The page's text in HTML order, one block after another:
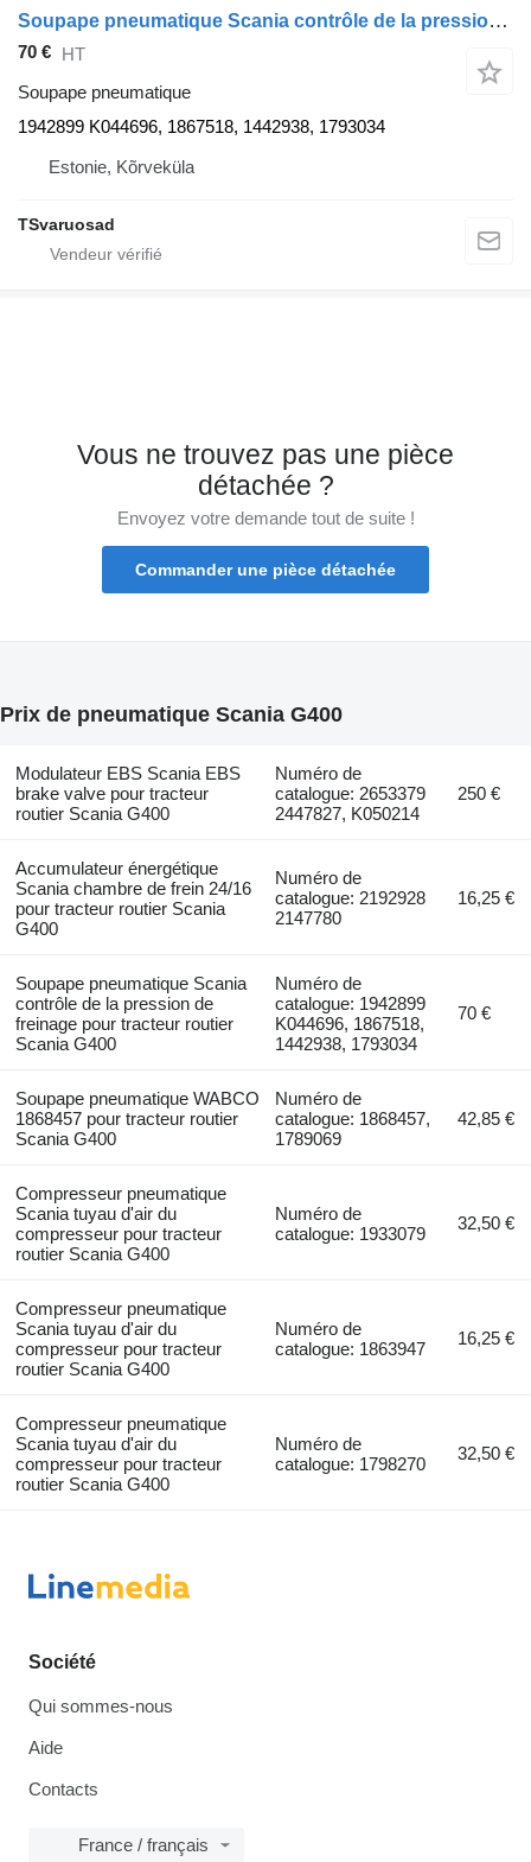
Soupape pneumatique Scania contrôle de la pression de freinage 1942899 pour tracteur routier Scania G400
70 € HT
Soupape pneumatique
1942899 K044696, 1867518, 1442938, 1793034
Estonie, Kõrveküla
TSvaruosad
Vous ne trouvez pas une pièce
détachée ?
Envoyez votre demande tout de suite !
Commander une pièce détachée
Prix de pneumatique Scania G400
Modulateur EBS Scania EBS
brake valve pour tracteur
routier Scania G400
Numéro de
catalogue: 2653379
2447827, K050214
250 €
Accumulateur énergétique
Scania chambre de frein 24/16
pour tracteur routier Scania
G400
Numéro de
catalogue: 2192928
2147780
16,25 €
Soupape pneumatique Scania
contrôle de la pression de
freinage pour tracteur routier
Scania G400
Numéro de
catalogue: 1942899
K044696, 1867518,
1442938, 1793034
70 €
Soupape pneumatique WABCO
1868457 pour tracteur routier
Scania G400
Numéro de
catalogue: 1868457,
1789069
42,85 €
Compresseur pneumatique
Scania tuyau d'air du
compresseur pour tracteur
routier Scania G400
Numéro de
catalogue: 1933079
32,50 €
Compresseur pneumatique
Scania tuyau d'air du
compresseur pour tracteur
routier Scania G400
Numéro de
catalogue: 1863947
16,25 €
Compresseur pneumatique
Scania tuyau d'air du
compresseur pour tracteur
routier Scania G400
Numéro de
catalogue: 1798270
32,50 €
Société
Qui sommes-nous
Aide
Contacts
France / français